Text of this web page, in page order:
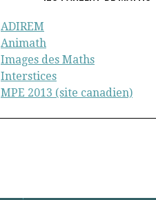
ADIREM
Animath
Images des Maths
Interstices
MPE 2013 (site canadien)